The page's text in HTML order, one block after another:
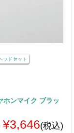
ッドセット
ホンマイク ブラッ
¥3,646(税込)